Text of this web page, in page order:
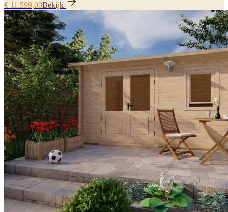
€ 11.599,00Bekijk